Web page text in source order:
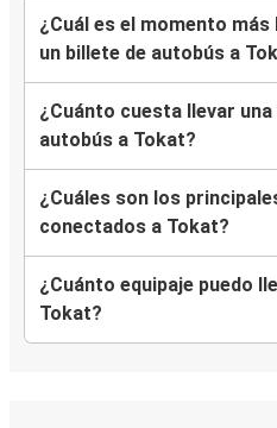
¿Cuál es el momento
un billete de autobús a
¿Cuánto cuesta llevar una
autobús a Tokat?
¿Cuáles son los
conectados a Tokat?
¿Cuánto equipaje puedo
Tokat?